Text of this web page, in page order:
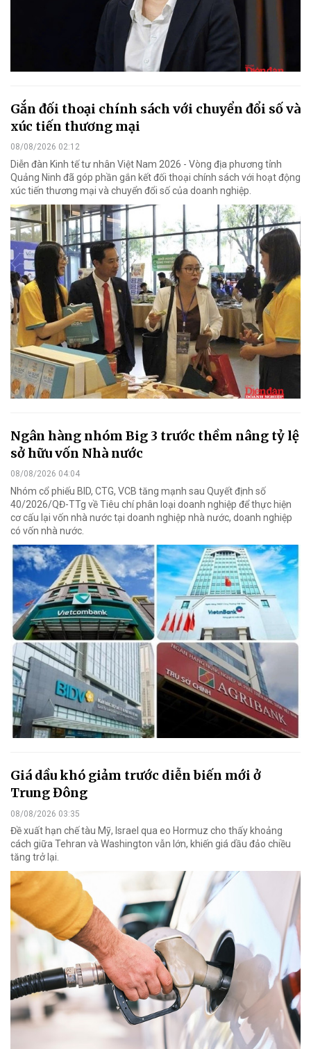
Gắn đối thoại chính sách với chuyển đổi số và
xúc tiến thương mại
08/08/2026 02:12
Diễn đàn Kinh tế tư nhân Việt Nam 2026 - Vòng địa phương tỉnh
Quảng Ninh đã góp phần gắn kết đối thoại chính sách với hoạt động
xúc tiến thương mại và chuyển đổi số của doanh nghiệp.
Ngân hàng nhóm Big 3 trước thềm nâng tỷ lệ
sở hữu vốn Nhà nước
08/08/2026 04:04
Nhóm cổ phiếu BID, CTG, VCB tăng mạnh sau Quyết định số
40/2026/QĐ-TTg về Tiêu chí phân loại doanh nghiệp để thực hiện
cơ cấu lại vốn nhà nước tại doanh nghiệp nhà nước, doanh nghiệp
có vốn nhà nước.
Giá dầu khó giảm trước diễn biến mới ở
Trung Đông
08/08/2026 03:35
Đề xuất hạn chế tàu Mỹ, Israel qua eo Hormuz cho thấy khoảng
cách giữa Tehran và Washington vẫn lớn, khiến giá dầu đảo chiều
tăng trở lại.